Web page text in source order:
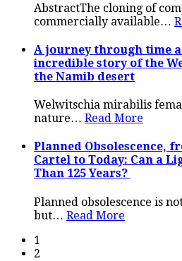
AbstractThe cloning of
commercially available…
A journey through time
incredible story of the
the Namib desert
Welwitschia mirabilis
nature… Read More
Planned Obsolescence,
Cartel to Today: Can a
Than 125 Years?
Planned obsolescence is
but… Read More
1
2